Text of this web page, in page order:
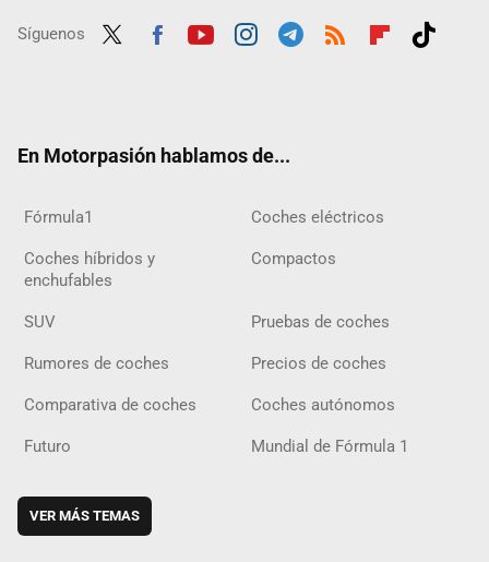
Síguenos
En Motorpasión hablamos de...
Fórmula1 Coches eléctricos
Coches híbridos y
enchufables
Compactos
SUV Pruebas de coches
Rumores de coches Precios de coches
Comparativa de coches Coches autónomos
Futuro Mundial de Fórmula 1
VER MÁS TEMAS